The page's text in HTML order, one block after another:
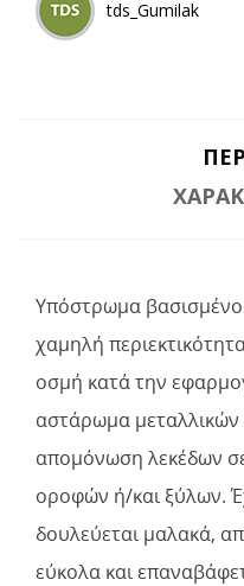
tds_Gumilak
Υπόστρωμα βασισμένο
χαμηλή
οσμή κατά την
αστάρωμα μεταλλικών
απομόνωση λεκέδων
οροφών ή/και ξύλων.
δουλεύεται μαλακά,
εύκολα και